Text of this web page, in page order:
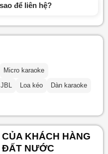
để liên hệ?
Micro karaoke
Loa kéo
Dàn karaoke
KHÁCH HÀNG
ĐẤT NƯỚC